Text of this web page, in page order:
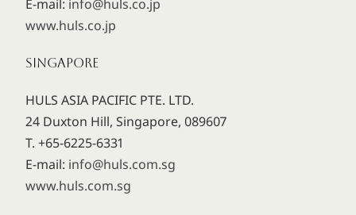
E-mail: info@huls.co.jp
www.huls.co.jp
SINGAPORE
HULS ASIA PACIFIC PTE. LTD.
24 Duxton Hill, Singapore, 089607
T. +65-6225-6331
E-mail: info@huls.com.sg
www.huls.com.sg